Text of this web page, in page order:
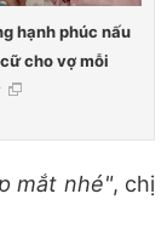
hạnh phúc nấu
cho vợ mỗi
mắt nhé", chị